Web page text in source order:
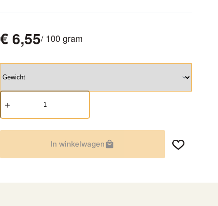
€ 6,55/ 100 gram
Witte
Cassisdroom
aantal
In winkelwagen